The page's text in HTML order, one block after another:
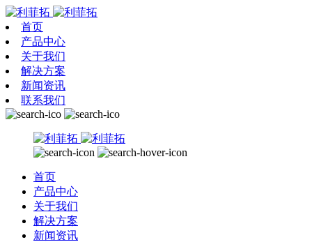
首页
产品中心
关于我们
解决方案
新闻资讯
联系我们
首页
产品中心
关于我们
解决方案
新闻资讯